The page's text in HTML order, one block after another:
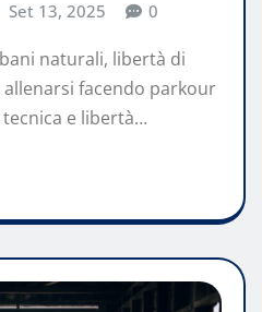
Set 13, 2025 0
naturali, libertà di
facendo parkour
e libertà…